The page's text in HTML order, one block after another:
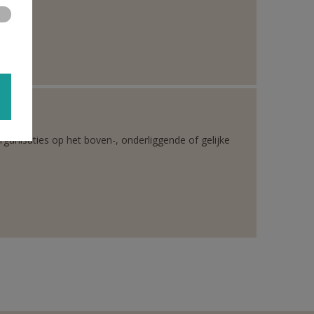
op het boven-, onderliggende of gelijke